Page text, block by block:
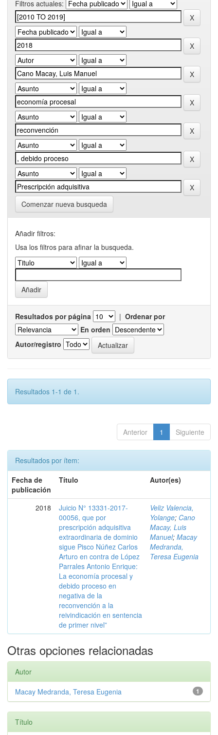
Filtros actuales:
Comenzar nueva busqueda
Añadir filtros:
Usa los filtros para afinar la busqueda.
Resultados por página | Ordenar por
En orden
Autor/registro
Resultados 1-1 de 1.
Anterior 1 Siguiente
Resultados por ítem:
Fecha de
publicación
Título Autor(es)
2018
Juicio N° 13331-2017-
00056, que por
prescripción adquisitiva
extraordinaria de dominio
sigue Pisco Núñez Carlos
Arturo en contra de López
Parrales Antonio Enrique:
La economía procesal y
debido proceso en
negativa de la
reconvención a la
reivindicación en sentencia
de primer nivel”
Veliz Valencia,
Yolange; Cano
Macay, Luis
Manuel; Macay
Medranda,
Teresa Eugenia
Otras opciones relacionadas
Autor
1
Macay Medranda, Teresa Eugenia
Título